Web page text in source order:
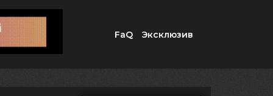
FaQ Эксклюзив